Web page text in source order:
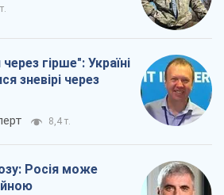
гірше": Україні
зневірі через
8,4 т.
Росія може